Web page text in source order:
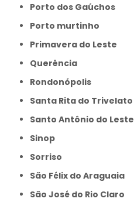
Porto dos Gaúchos
Porto murtinho
Primavera do Leste
Querência
Rondonópolis
Santa Rita do Trivelato
Santo Antônio do Leste
Sinop
Sorriso
São Félix do Araguaia
São José do Rio Claro